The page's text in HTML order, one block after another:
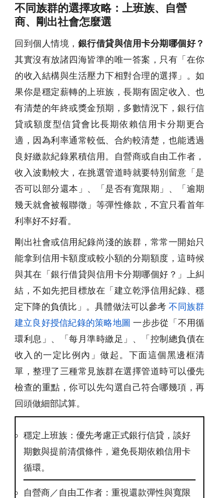
不同族群的選擇攻略：上班族、自營
商、剛出社會怎麼選
回到個人情境， 銀行借貸與信用卡分期哪個好？
其實沒有放諸四海皆準的唯一答案，只有「在你
的收入結構與生活壓力下相對合理的選擇」。如
果你是穩定薪轉的上班族，長期有固定收入、也
有清楚的年終或獎金預期，多數情況下，銀行信
貸或額度型信貸會比長期依賴信用卡分期更合
適，因為利率通常較低、合約較清楚，也能透過
良好繳款紀錄累積信用。自營商或自由工作者，
收入波動較大，在挑選管道時就要特別留意「是
否可以部分還本」、「是否有寬限期」、「逾期
幾天就會被報聯徵」等彈性條款，不宜只看首年
利率好不好看。
剛出社會或信用紀錄尚淺的族群，常常一開始只
能拿到信用卡額度或較小額的分期額度，這時候
與其在「銀行借貸與信用卡分期哪個好？」上糾
結，不如先把目標放在「建立乾淨信用紀錄、穩
定下降的負債比」。具體做法可以參考不同族群
建立良好授信紀錄的策略地圖 一步步從「不用循
環利息」、「每月準時繳足」、「控制總負債在
收入的一定比例內」做起。下面這個黑邊框清
單，整理了三種常見族群在選擇管道時可以優先
檢查的重點，你可以先勾選自己符合哪幾項，再
回頭做細部試算。
穩定上班族：優先考慮正式銀行信貸，談好
期數與提前清償條件，避免長期依賴信用卡
循環。
自營商／自由工作者：重視還款彈性與寬限